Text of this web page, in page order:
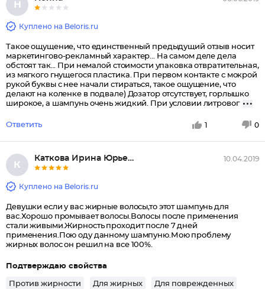
Н
Куплено на Beloris.ru
Такое ощущение, что единственный предыдущий отзыв носит
маркетингово-рекламный характер... На самом деле дела
обстоят так... При немалой стоимости упаковка отвратительная,
из мягкого гнущегося пластика. При первом контакте с мокрой
рукой буквы с нее начали стираться, такое ощущение, что
делают на коленке в подвале) Дозатор отсутствует, горлышко
широкое, а шампунь очень жидкий. При условии литровог
Ответить 1 0
К
Каткова Ирина Юрьевна 10.04.2019
Куплено на Beloris.ru
Девушки если у вас жирные волосы,то этот шампунь для
вас.Хорошо промывает волосы.Волосы после применения
стали живыми.Жирность проходит после 7 дней
применения.Пою оду данному шампуню.Мою проблему
жирных волос он решил на все 100%.
Подтверждаю свойства
Против жирности Для жирных Для поврежденных